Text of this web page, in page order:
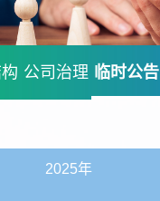
公司治理 临时公告
2025年